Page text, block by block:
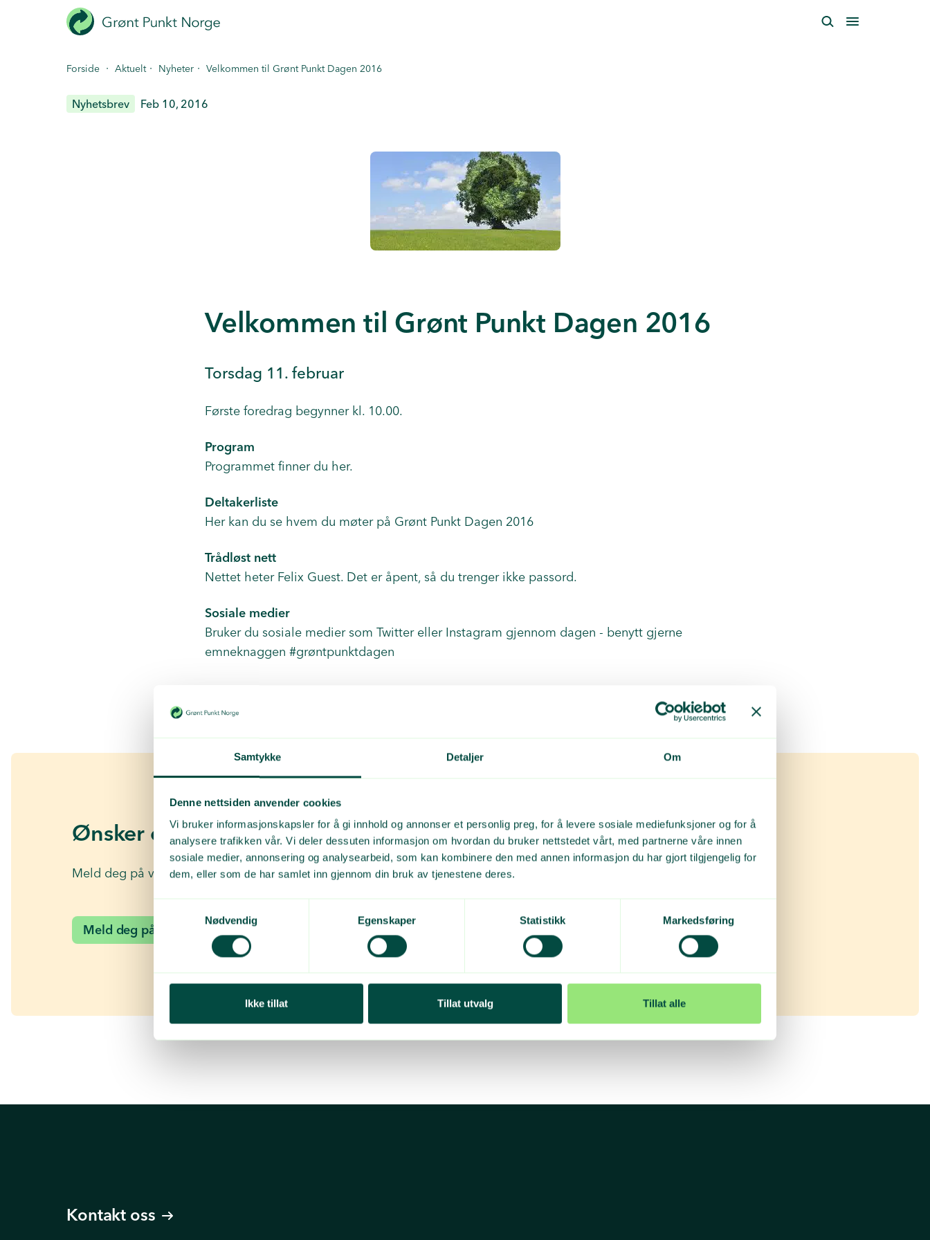
Samtykke Detaljer Om
Denne nettsiden anvender cookies
Vi bruker informasjonskapsler for å gi innhold og annonser et personlig preg, for å levere sosiale mediefunksjoner og for å
analysere trafikken vår. Vi deler dessuten informasjon om hvordan du bruker nettstedet vårt, med partnerne våre innen
sosiale medier, annonsering og analysearbeid, som kan kombinere den med annen informasjon du har gjort tilgjengelig for
dem, eller som de har samlet inn gjennom din bruk av tjenestene deres.
Nødvendig
Egenskaper Statistikk Markedsføring
Ikke tillat Tillat utvalg Tillat alle
Forside · Aktuelt · Nyheter · Velkommen til Grønt Punkt Dagen 2016
Nyhetsbrev Feb 10, 2016
Velkommen til Grønt Punkt Dagen 2016
Torsdag 11. februar
Første foredrag begynner kl. 10.00.
Program
Programmet finner du her.
Deltakerliste
Her kan du se hvem du møter på Grønt Punkt Dagen 2016
Trådløst nett
Nettet heter Felix Guest. Det er åpent, så du trenger ikke passord.
Sosiale medier
Bruker du sosiale medier som Twitter eller Instagram gjennom dagen - benytt gjerne
emneknaggen #grøntpunktdagen
Ønsker du mer av dette? 👋
Meld deg på vårt nyhetsbrev for små og store oppdateringer.
Meld deg på
Kontakt oss